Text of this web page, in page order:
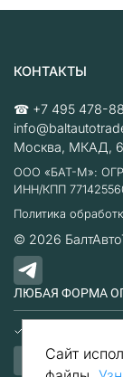
КОНТАКТЫ
☎ +7 495 478-
Москва, МКАД,
ООО «БАТ-М»:
ИНН/КПП
Политика
© 2026
ЛЮБАЯ ФОРМА
Сайт